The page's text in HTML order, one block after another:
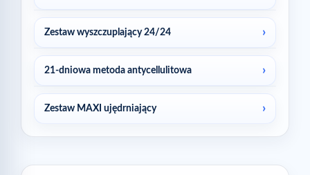
Zestaw wyszczuplający 24/24
21-dniowa metoda antycellulitowa
Zestaw MAXI ujędrniający